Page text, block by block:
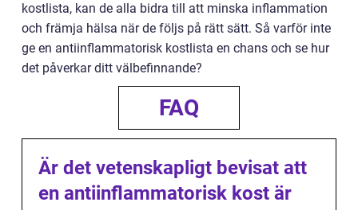
kostlista, kan de alla bidra till att minska inflammation
och främja hälsa när de följs på rätt sätt. Så varför inte
ge en antiinflammatorisk kostlista en chans och se hur
det påverkar ditt välbefinnande?
FAQ
Är det vetenskapligt bevisat att
en antiinflammatorisk kost är